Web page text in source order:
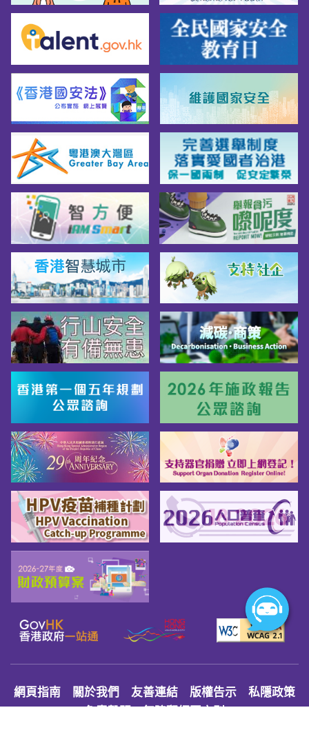
網頁指南 關於我們 友善連結 版權告示
私隱政策
免責聲明
無障礙網頁守則